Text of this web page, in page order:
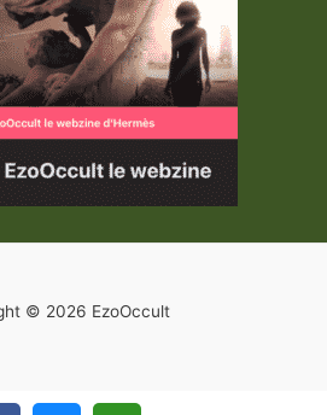
© 2026 EzoOccult